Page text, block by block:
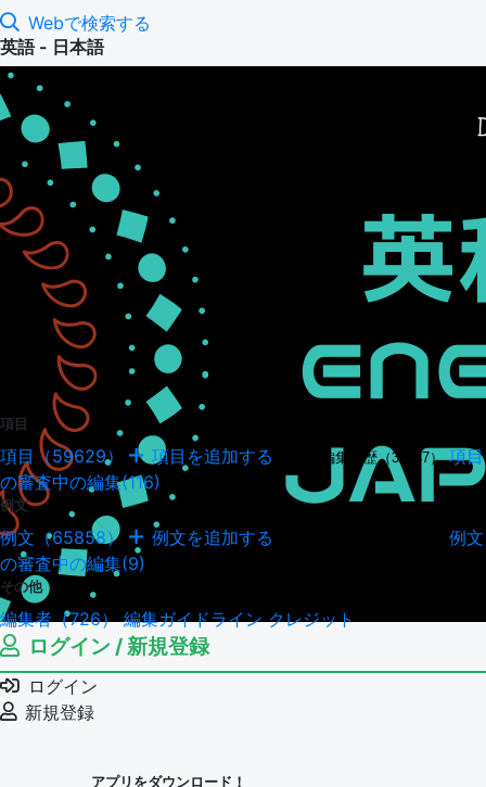
Webで検索する
英語 - 日本語
項目
項目（59629） 項目を追加する 項目の編集履歴（34947） 項目
の審査中の編集(116)
例文
例文（65858） 例文を追加する
例文
の審査中の編集(9)
その他
編集者（726）編集ガイドラインクレジット
ログイン / 新規登録
ログイン
新規登録
アプリをダウンロード！